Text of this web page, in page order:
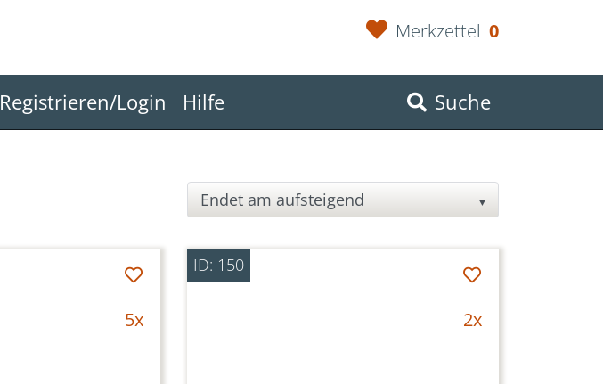
Merkzettel 0
Registrieren/Login Hilfe Suche
▼
5x
ID: 150
2x